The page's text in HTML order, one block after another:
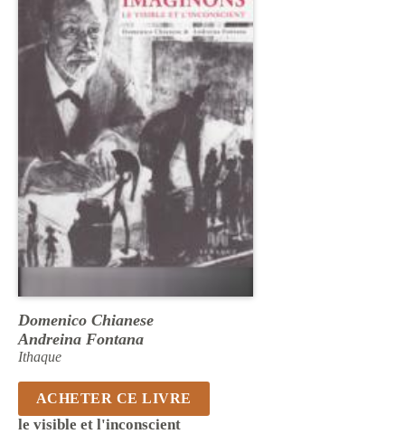
Domenico Chianese
Andreina Fontana
Ithaque
ACHETER CE LIVRE
le visible et l'inconscient